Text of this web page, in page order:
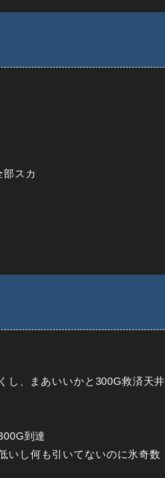
スカ
し、まあいいかと300G救済天井
到達
いし何も引いてないのに氷奇数